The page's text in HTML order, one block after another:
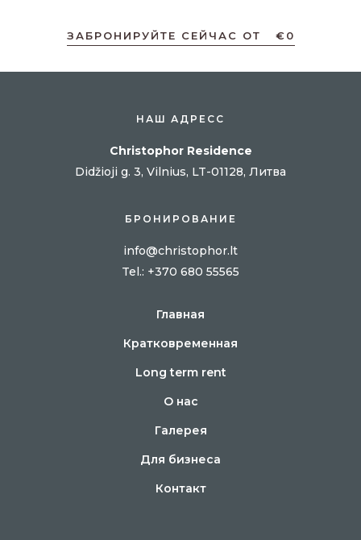
ЗАБРОНИРУЙТЕ СЕЙЧАС ОТ €0
НАШ АДРЕСС
Christophor Residence
Didžioji g. 3, Vilnius, LT-01128, Литва
БРОНИРОВАНИЕ
info@christophor.lt
Tel.: +370 680 55565
Главная
Кратковременная
Long term rent
О нас
Галерея
Для бизнеса
Контакт